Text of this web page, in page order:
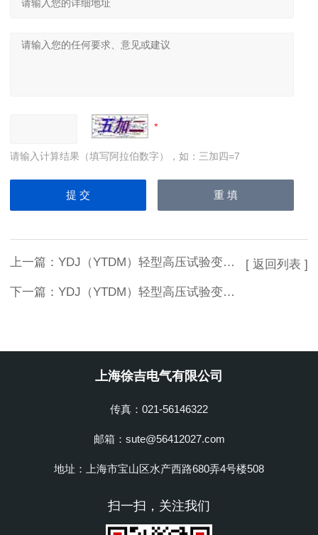
请输入计算结果（填写阿拉伯数字），如：三加四=7
上一篇： YDJ（YTDM）轻型高压试验变压器供应商
下一篇： YDJ（YTDM）轻型高压试验变压器生产厂家
[ 返回列表 ]
上海徐吉电气有限公司
传真：021-56146322
邮箱：sute@56412027.com
地址：上海市宝山区水产西路680弄4号楼508
扫一扫，关注我们